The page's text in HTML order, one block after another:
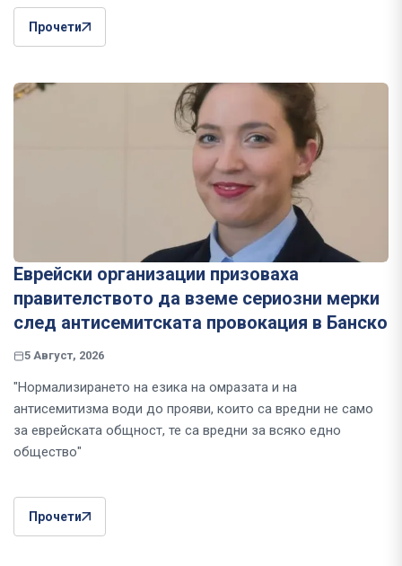
Прочети
Еврейски организации призоваха
правителството да вземе сериозни мерки
след антисемитската провокация в Банско
5 Август, 2026
"Нормализирането на езика на омразата и на
антисемитизма води до прояви, които са вредни не само
за еврейската общност, те са вредни за всяко едно
общество"
Прочети